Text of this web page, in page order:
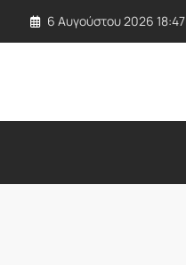
6 Αυγούστου 2026 18:47